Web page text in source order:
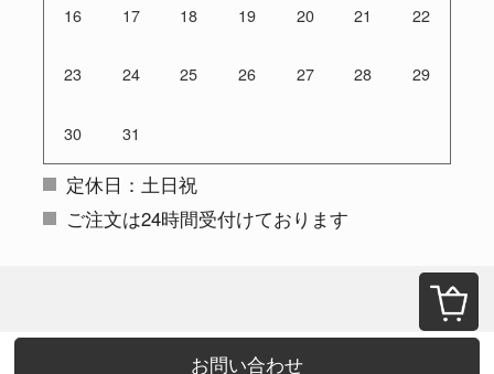
お問い合わせ
16 17 18 19 20 21 22
23 24 25 26 27 28 29
30 31
定休日：土日祝
ご注文は24時間受付けております